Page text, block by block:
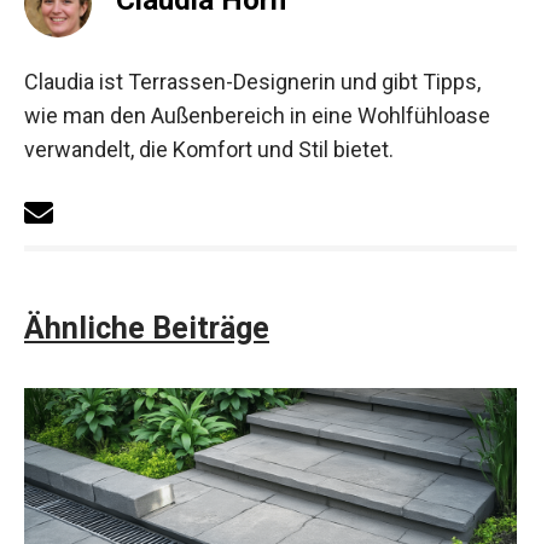
Claudia ist Terrassen-Designerin und gibt Tipps,
wie man den Außenbereich in eine Wohlfühloase
verwandelt, die Komfort und Stil bietet.
Ähnliche Beiträge